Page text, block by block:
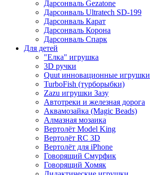
Дарсонваль Gezatone
Дарсонваль Ultratech SD-199
Дарсонваль Карат
Дарсонваль Корона
Дарсонваль Спарк
Для детей
"Елка" игрушка
3D ручки
Quut инновационные игрушки
TurboFish (турборыбки)
Zazu игрушки Зазу
Автотреки и железная дорога
Аквамозайка (Magic Beads)
Алмазная мозаика
Вертолёт Model King
Вертолёт RC 3D
Вертолёт для iPhone
Говорящий Смурфик
Говорящий Хомяк